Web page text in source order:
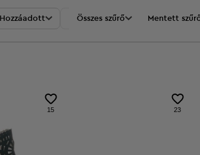
Hozzáadott Akciók Ár
Összes szűrő Mentett
15 23